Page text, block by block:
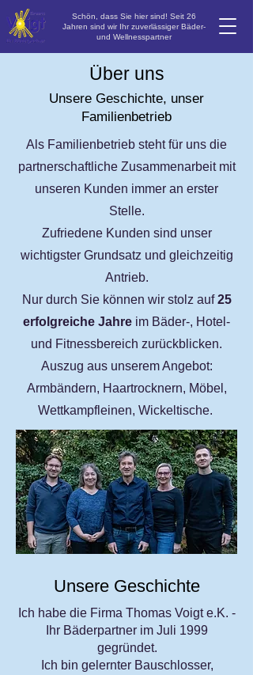
Schön, dass Sie hier sind! Seit 26
Jahren sind wir Ihr zuverlässiger Bäder-
und Wellnesspartner
Über uns
Unsere Geschichte, unser
Familienbetrieb
Als Familienbetrieb steht für uns die
partnerschaftliche Zusammenarbeit mit
unseren Kunden immer an erster
Stelle.
Zufriedene Kunden sind unser
wichtigster Grundsatz und gleichzeitig
Antrieb.
Nur durch Sie können wir stolz auf25
erfolgreiche Jahre im Bäder-, Hotel-
und Fitnessbereich zurückblicken.
Auszug aus unserem Angebot:
Armbändern, Haartrocknern, Möbel,
Wettkampfleinen, Wickeltische.
Unsere Geschichte
Ich habe die Firma Thomas Voigt e.K. -
Ihr Bäderpartner im Juli 1999
gegründet.
Ich bin gelernter Bauschlosser,